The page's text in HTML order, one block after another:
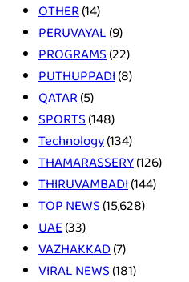
OTHER(14)
PERUVAYAL(9)
PROGRAMS(22)
PUTHUPPADI(8)
QATAR(5)
SPORTS(148)
Technology(134)
THAMARASSERY(126)
THIRUVAMBADI(144)
TOP NEWS(15,628)
UAE(33)
VAZHAKKAD(7)
VIRAL NEWS(181)